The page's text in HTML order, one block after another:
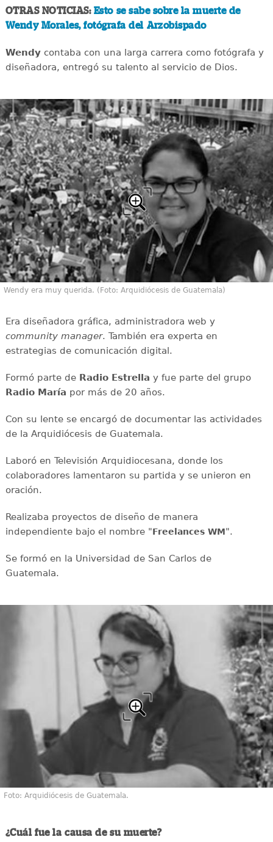
OTRAS NOTICIAS: Esto se sabe sobre la muerte de
Wendy Morales, fotógrafa del Arzobispado
Wendycontaba con una larga carrera como fotógrafa y
diseñadora, entregó su talento al servicio de Dios.
Wendy era muy querida. (Foto: Arquidiócesis de Guatemala)
Era diseñadora gráfica, administradora web y
community manager. También era experta en
estrategias de comunicación digital.
Formó parte de Radio Estrella y fue parte del grupo
Radio María por más de 20 años.
Con su lente se encargó de documentar las actividades
de la Arquidiócesis de Guatemala.
Laboró en Televisión Arquidiocesana, donde los
colaboradores lamentaron su partida y se unieron en
oración.
Realizaba proyectos de diseño de manera
independiente bajo el nombre "Freelances WM".
Se formó en la Universidad de San Carlos de
Guatemala.
Foto: Arquidiócesis de Guatemala.
¿Cuál fue la causa de su muerte?